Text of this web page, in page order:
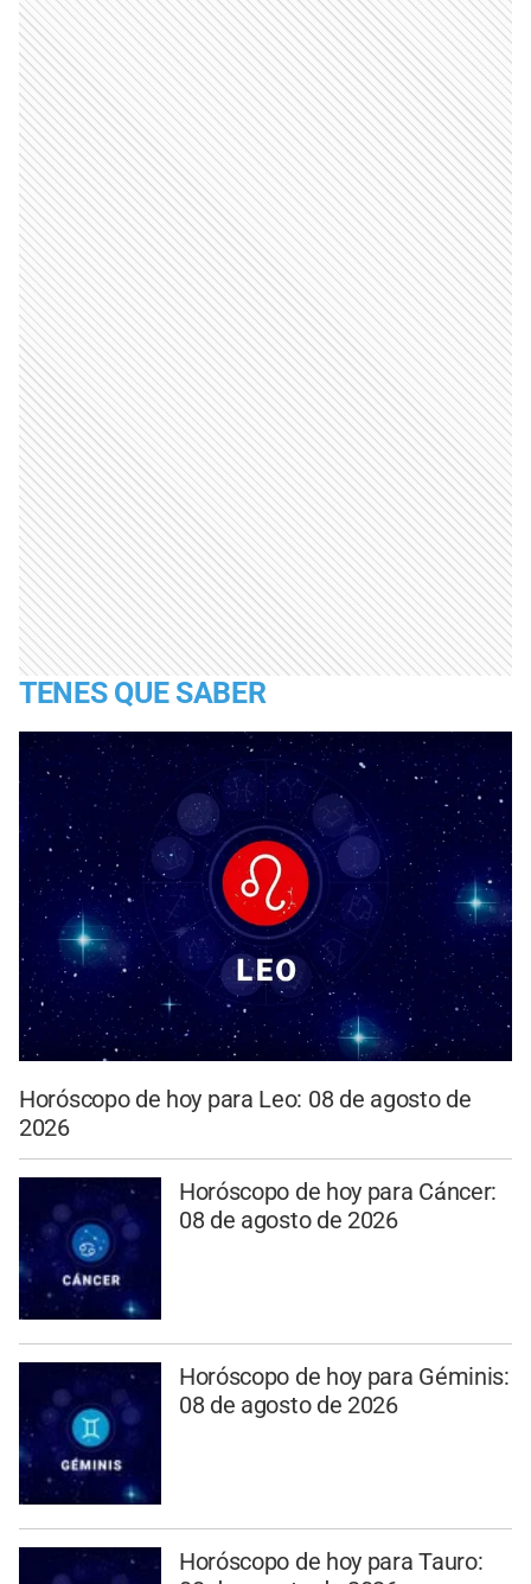
TENES QUE SABER
Horóscopo de hoy para Leo: 08 de agosto de
2026
Horóscopo de hoy para Cáncer:
08 de agosto de 2026
Horóscopo de hoy para Géminis:
08 de agosto de 2026
Horóscopo de hoy para Tauro: